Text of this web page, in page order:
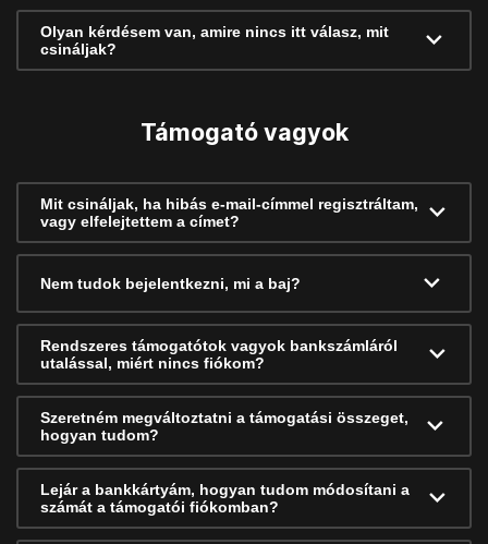
Olyan kérdésem van, amire nincs itt válasz, mit
csináljak?
Támogató vagyok
Mit csináljak, ha hibás e-mail-címmel regisztráltam,
vagy elfelejtettem a címet?
Nem tudok bejelentkezni, mi a baj?
Rendszeres támogatótok vagyok bankszámláról
utalással, miért nincs fiókom?
Szeretném megváltoztatni a támogatási összeget,
hogyan tudom?
Lejár a bankkártyám, hogyan tudom módosítani a
számát a támogatói fiókomban?